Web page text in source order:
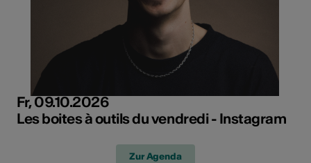
Fr, 09.10.2026
Les boites à outils du vendredi - Instagram
Zur Agenda